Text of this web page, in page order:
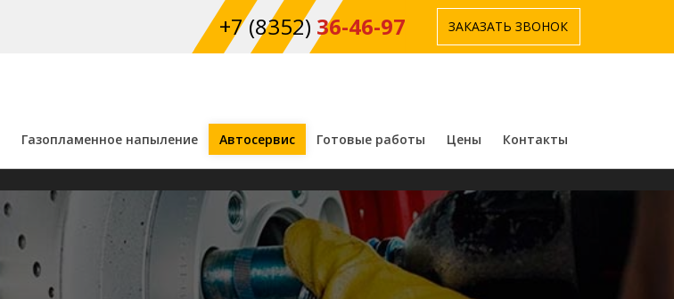
+7 (8352) 36-46-97 ЗАКАЗАТЬ ЗВОНОК
Газопламенное напыление Автосервис Готовые работы Цены Контакты